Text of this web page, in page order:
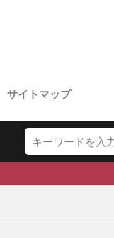
サイトマップ